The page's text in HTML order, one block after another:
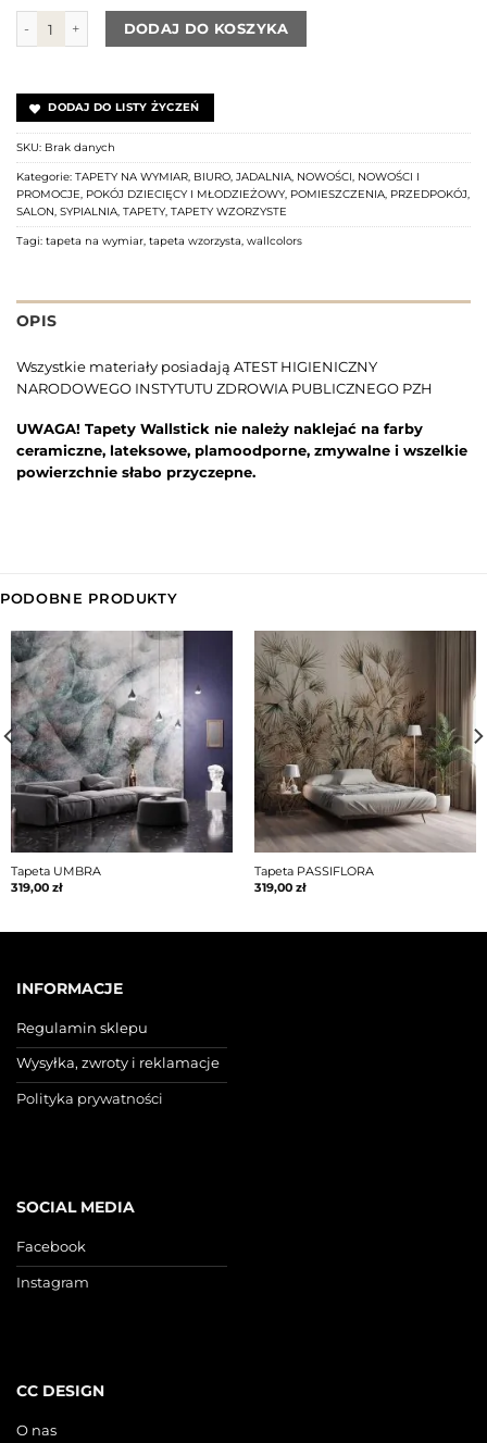
ilość Tapeta Teddy Bears Black WALLCOLORS
DODAJ DO KOSZYKA
DODAJ DO LISTY ŻYCZEŃ
SKU: Brak danych
Kategorie: TAPETY NA WYMIAR, BIURO, JADALNIA, NOWOŚCI, NOWOŚCI I
PROMOCJE, POKÓJ DZIECIĘCY I MŁODZIEŻOWY, POMIESZCZENIA, PRZEDPOKÓJ,
SALON, SYPIALNIA, TAPETY, TAPETY WZORZYSTE
Tagi: tapeta na wymiar, tapeta wzorzysta, wallcolors
OPIS
Wszystkie materiały posiadają ATEST HIGIENICZNY
NARODOWEGO INSTYTUTU ZDROWIA PUBLICZNEGO PZH
UWAGA! Tapety Wallstick nie należy naklejać na farby
ceramiczne, lateksowe, plamoodporne, zmywalne i wszelkie
powierzchnie słabo przyczepne.
PODOBNE PRODUKTY
Tapeta UMBRA
319,00 zł
Tapeta PASSIFLORA
319,00 zł
INFORMACJE
Regulamin sklepu
Wysyłka, zwroty i reklamacje
Polityka prywatności
SOCIAL MEDIA
Facebook
Instagram
CC DESIGN
O nas